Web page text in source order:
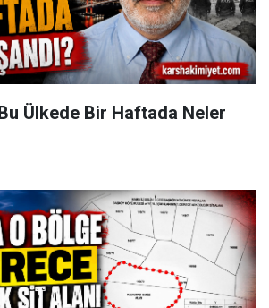
Ülkede Bir Haftada Neler